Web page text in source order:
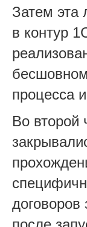
Затем эта
в контур
процесса
Во второй
договоров